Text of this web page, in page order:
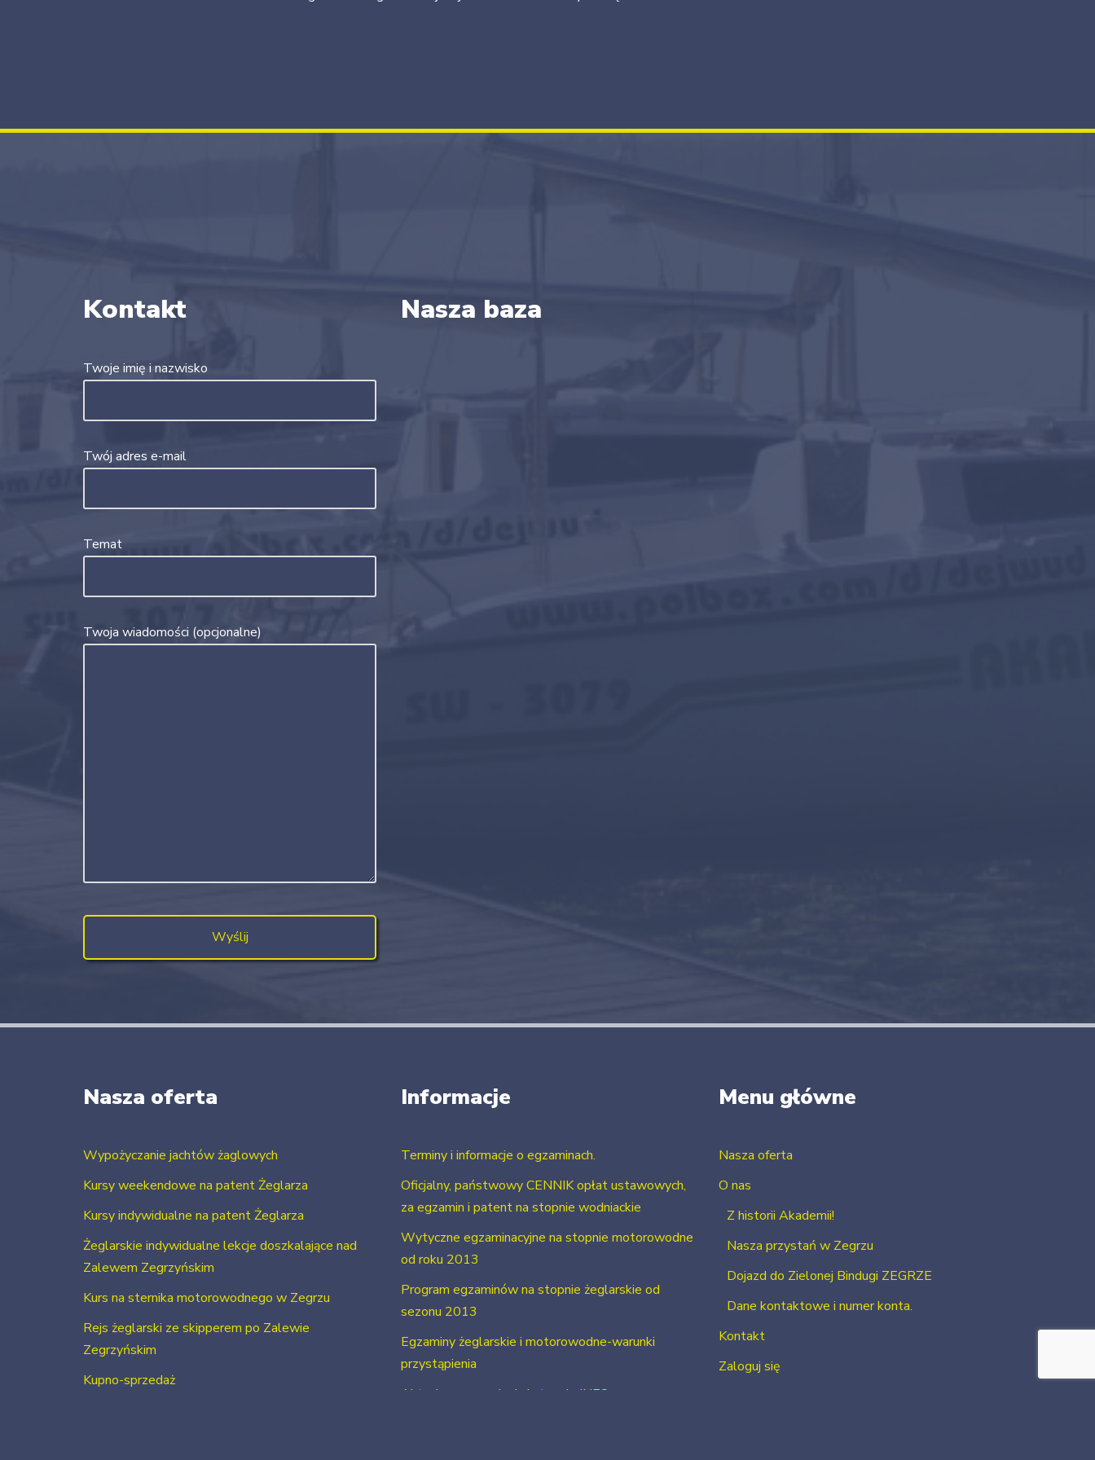
Kontakt
Twoje imię i nazwisko
Twój adres e-mail
Temat
Twoja wiadomości (opcjonalne)
Nasza baza
Nasza oferta
Wypożyczanie jachtów żaglowych
Kursy weekendowe na patent Żeglarza
Kursy indywidualne na patent Żeglarza
Żeglarskie indywidualne lekcje doszkalające nad
Zalewem Zegrzyńskim
Kurs na sternika motorowodnego w Zegrzu
Rejs żeglarski ze skipperem po Zalewie
Zegrzyńskim
Kupno-sprzedaż
Informacje
Terminy i informacje o egzaminach.
Oficjalny, państwowy CENNIK opłat ustawowych,
za egzamin i patent na stopnie wodniackie
Wytyczne egzaminacyjne na stopnie motorowodne
od roku 2013
Program egzaminów na stopnie żeglarskie od
sezonu 2013
Egzaminy żeglarskie i motorowodne-warunki
przystąpienia
Aktualne uprawnienia i stopnie INFO
Menu główne
Nasza oferta
O nas
Z historii Akademii!
Nasza przystań w Zegrzu
Dojazd do Zielonej Bindugi ZEGRZE
Dane kontaktowe i numer konta.
Kontakt
Zaloguj się